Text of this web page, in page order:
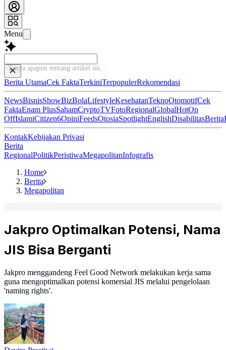
Menu
Tanya apapun tentang a
Berita UtamaCek FaktaTerkiniTerpopulerRekomendasi
NewsBisnisShowBizBolaLifestyleKesehatanTeknoOtomotifCek
FaktaEnam PlusSahamCryptoTVFotoRegionalGlobalHotOn
OffIslamiCitizen6OpiniFeedsOtosiaSpotlightEnglishDisabilitasBerita
KontakKebijakan Privasi
Berita
RegionalPolitikPeristiwaMegapolitanInfografis
Home
Berita
Megapolitan
Jakpro Optimalkan Potensi, Nama
JIS Bisa Berganti
Jakpro menggandeng Feel Good Network melakukan kerja sama
guna mengoptimalkan potensi komersial JIS melalui pengelolaan
'naming rights'.